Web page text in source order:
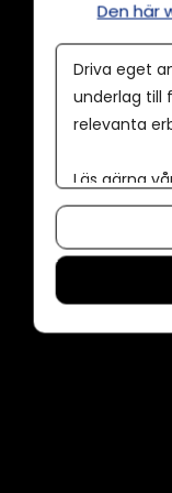
Den här
Driva eget
underlag till
relevanta
Läs gärna
Om du vill